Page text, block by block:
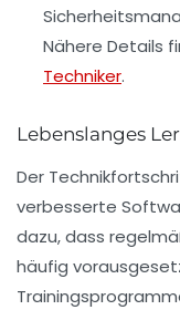
Nähere Details
Techniker.
Lebenslanges
Der
verbesserte
dazu, dass
häufig